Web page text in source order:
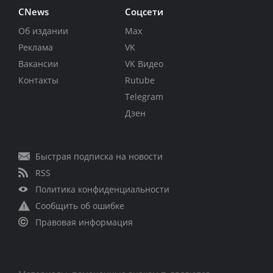
CNews
Об издании
Реклама
Вакансии
Контакты
Соцсети
Max
VK
VK Видео
Rutube
Telegram
Дзен
Быстрая подписка на новости
RSS
Политика конфиденциальности
Сообщить об ошибке
Правовая информация